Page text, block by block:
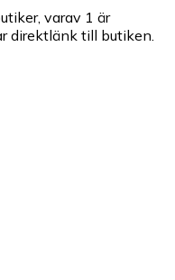
varav 1 är
direktlänk till butiken.